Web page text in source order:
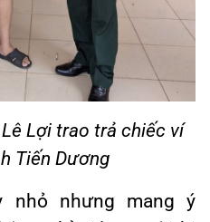
Lợi trao trả chiếc ví
Tiến Dương
nhỏ nhưng mang ý